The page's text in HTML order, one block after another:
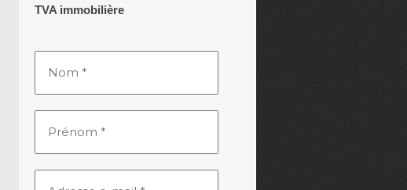
TVA immobilière